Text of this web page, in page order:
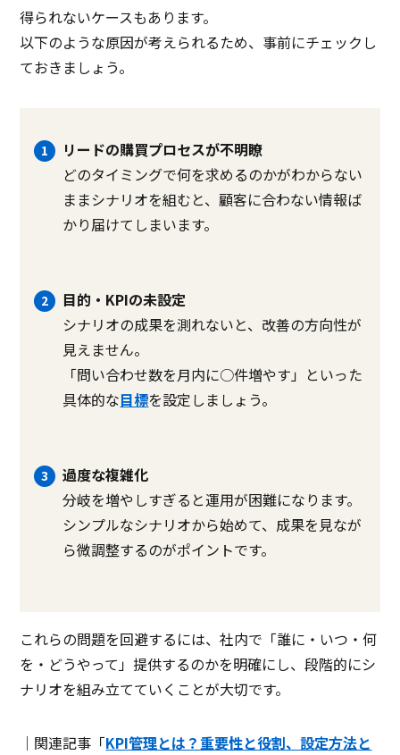
得られないケースもあります。
以下のような原因が考えられるため、事前にチェックし
ておきましょう。
リードの購買プロセスが不明瞭
どのタイミングで何を求めるのかがわからない
ままシナリオを組むと、顧客に合わない情報ば
かり届けてしまいます。
目的・KPIの未設定
シナリオの成果を測れないと、改善の方向性が
見えません。
「問い合わせ数を月内に○件増やす」といった
具体的な目標を設定しましょう。
過度な複雑化
分岐を増やしすぎると運用が困難になります。
シンプルなシナリオから始めて、成果を見なが
ら微調整するのがポイントです。
これらの問題を回避するには、社内で「誰に・いつ・何
を・どうやって」提供するのかを明確にし、段階的にシ
ナリオを組み立てていくことが大切です。
｜関連記事「KPI管理とは？重要性と役割、設定方法と